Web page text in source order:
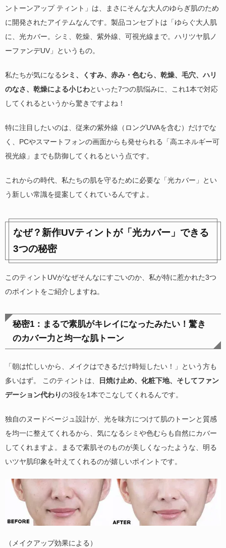
ントーンアップ ティント」は、まさにそんな大人のゆらぎ肌のため
に開発されたアイテムなんです。製品コンセプトは「ゆらぐ大人肌
に、光カバー。シミ、乾燥、紫外線、可視光線まで。ハリツヤ肌ノ
ーファンデUV」というもの。
私たちが気になるシミ、くすみ、赤み・色むら、乾燥、毛穴、ハリ
のなさ、乾燥による小じわといった7つの肌悩みに、これ1本で対応
してくれるというから驚きですよね！
特に注目したいのは、従来の紫外線（ロングUVAを含む）だけでな
く、PCやスマートフォンの画面からも発せられる「高エネルギー可
視光線」までも防御してくれるという点です。
これからの時代、私たちの肌を守るために必要な「光カバー」とい
う新しい常識を提案してくれているんですよ。
なぜ？新作UVティントが「光カバー」できる
3つの秘密
このティントUVがなぜそんなにすごいのか、私が特に惹かれた3つ
のポイントをご紹介しますね。
秘密1：まるで素肌がキレイになったみたい！驚き
のカバー力と均一な肌トーン
「朝は忙しいから、メイクはできるだけ時短したい！」という方も
多いはず。 このティントは、
日焼け止め、化粧下地、そしてファン
デーション代わりの3役を1本でこなしてくれるんです。
独自のヌードベージュ設計が、光を味方につけて肌のトーンと質感
を均一に整えてくれるから、気になるシミや色むらも自然にカバー
してくれますよ。まるで素肌そのものが美しくなったような、明る
いツヤ肌印象を叶えてくれるのが嬉しいポイントです。
（メイクアップ効果による）